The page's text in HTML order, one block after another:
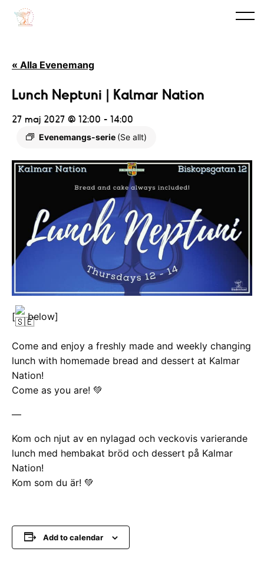
« Alla Evenemang
Lunch Neptuni | Kalmar Nation
27 maj 2027 @ 12:00 - 14:00
Evenemangs-serie (Se allt)
[ below]
Come and enjoy a freshly made and weekly changing
lunch with homemade bread and dessert at Kalmar
Nation!
Come as you are! 💚
—
Kom och njut av en nylagad och veckovis varierande
lunch med hembakat bröd och dessert på Kalmar
Nation!
Kom som du är! 💚
Add to calendar